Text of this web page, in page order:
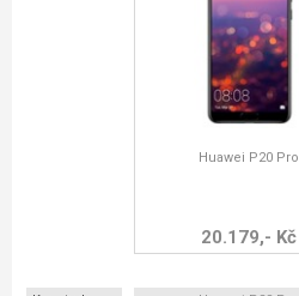
Huawei P20 Pro
20.179,- Kč